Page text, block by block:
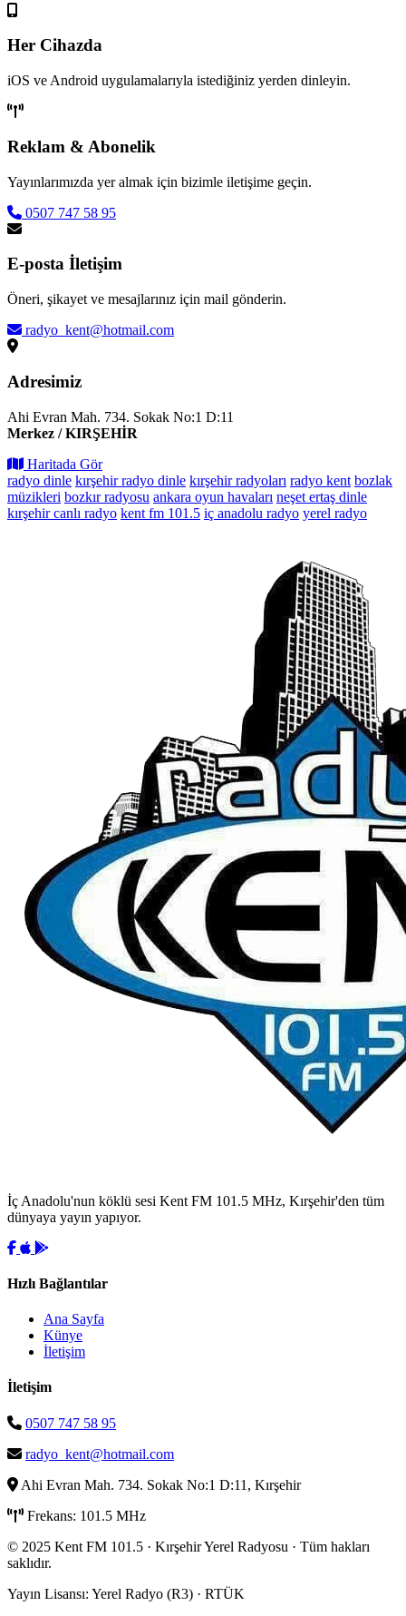
Her Cihazda
iOS ve Android uygulamalarıyla istediğiniz yerden dinleyin.
Reklam & Abonelik
Yayınlarımızda yer almak için bizimle iletişime geçin.
0507 747 58 95
E-posta İletişim
Öneri, şikayet ve mesajlarınız için mail gönderin.
radyo_kent@hotmail.com
Adresimiz
Ahi Evran Mah. 734. Sokak No:1 D:11
Merkez / KIRŞEHİR
Haritada Gör
radyo dinle kırşehir radyo dinle kırşehir radyoları radyo kent bozlak
müzikleri bozkır radyosu ankara oyun havaları neşet ertaş dinle
kırşehir canlı radyo kent fm 101.5 iç anadolu radyo yerel radyo
İç Anadolu'nun köklü sesi Kent FM 101.5 MHz, Kırşehir'den tüm
dünyaya yayın yapıyor.
Hızlı Bağlantılar
Ana Sayfa
Künye
İletişim
İletişim
0507 747 58 95
radyo_kent@hotmail.com
Ahi Evran Mah. 734. Sokak No:1 D:11, Kırşehir
Frekans: 101.5 MHz
© 2025 Kent FM 101.5 · Kırşehir Yerel Radyosu · Tüm hakları
saklıdır.
Yayın Lisansı: Yerel Radyo (R3) · RTÜK